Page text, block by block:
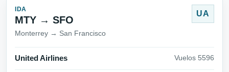
IDA
MTY → SFO
Monterrey → San Francisco
UA
United Airlines Vuelos 5596